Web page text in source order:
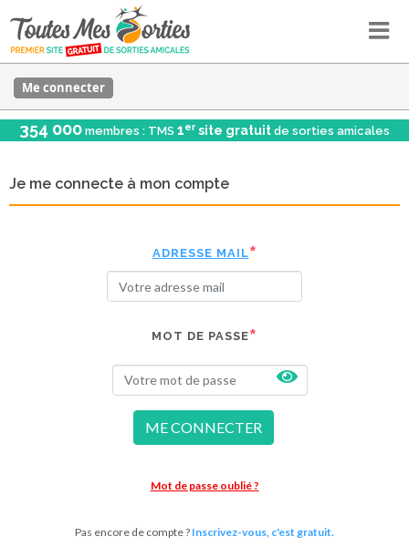
Me connecter
354 000 membres : TMS 1er site gratuit de sorties amicales
Je me connecte à mon compte
ADRESSE MAIL
MOT DE PASSE
ME CONNECTER
Mot de passe oublié ?
Pas encore de compte ? Inscrivez-vous, c'est gratuit.